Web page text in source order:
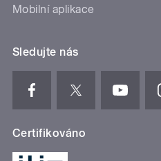
Mobilní aplikace
Sledujte nás
Certifikováno